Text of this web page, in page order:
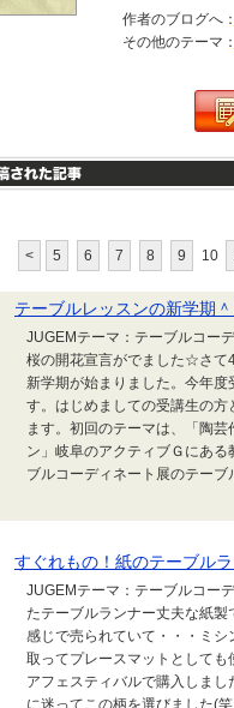
作者のブログへ：
その他のテーマ：
< 5 6 7 8 9 10
テーブルレッスンの新学期＾
JUGEMテーマ：テーブルコー
桜の開花宣言がでました☆さて
新学期が始まりました。今年
す。はじめましての受講生の
ます。初回のテーマは、「陶
ン」岐阜のアクティブＧにあ
ブルコーディネート展のテー
すぐれもの！紙のテーブル
JUGEMテーマ：テーブルコー
たテーブルランナー丈夫な紙
感じで売られていて・・・ミシ
取ってプレースマットとして
アフェスティバルで購入しま
に迷ってこの柄を選びました(